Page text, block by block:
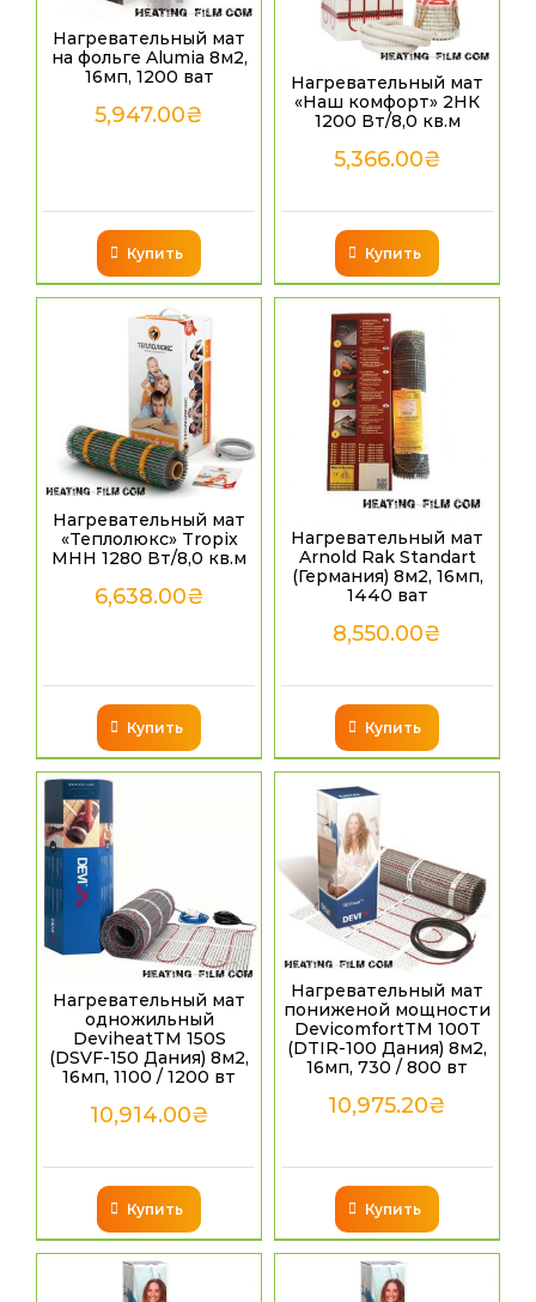
Нагревательный мат
на фольге Alumia 8м2,
16мп, 1200 ват
5,947.00₴
Купить
Нагревательный мат
«Наш комфорт» 2НК
1200 Вт/8,0 кв.м
5,366.00₴
Купить
Нагревательный мат
«Теплолюкс» Tropix
МНН 1280 Вт/8,0 кв.м
6,638.00₴
Купить
Нагревательный мат
Arnold Rak Standart
(Германия) 8м2, 16мп,
1440 ват
8,550.00₴
Купить
Нагревательный мат
одножильный
DeviheatTM 150S
(DSVF-150 Дания) 8м2,
16мп, 1100 / 1200 вт
10,914.00₴
Купить
Нагревательный мат
пониженой мощности
DevicomfortTM 100T
(DTIR-100 Дания) 8м2,
16мп, 730 / 800 вт
10,975.20₴
Купить